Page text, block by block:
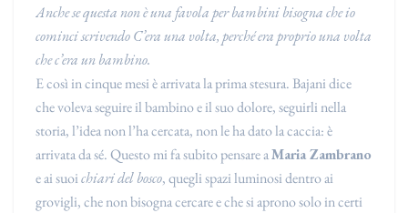
Anche se questa non è una favola per bambini bisogna che io
cominci scrivendo C’era una volta, perché era proprio una volta
che c’era un bambino.
E così in cinque mesi è arrivata la prima stesura. Bajani dice
che voleva seguire il bambino e il suo dolore, seguirli nella
storia, l’idea non l’ha cercata, non le ha dato la caccia: è
arrivata da sé. Questo mi fa subito pensare aMaria Zambrano
e ai suoichiari del bosco, quegli spazi luminosi dentro ai
grovigli, che non bisogna cercare e che si aprono solo in certi